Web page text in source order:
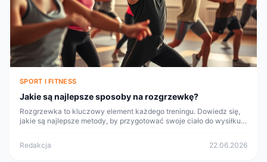
SPORT I FITNESS
Jakie są najlepsze sposoby na rozgrzewkę?
Rozgrzewka to kluczowy element każdego treningu. Dowiedz się,
jakie są najlepsze metody, by przygotować swoje ciało do wysiłku
Redakcja
22.06.2026